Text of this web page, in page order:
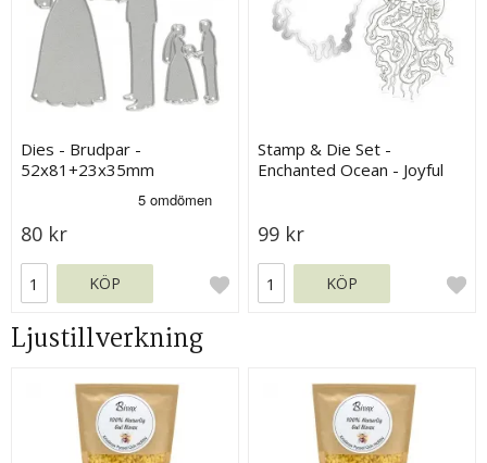
Dies - Brudpar -
52x81+23x35mm
80 kr
KÖP
Stamp & Die Set -
Enchanted Ocean - Joyful
99 kr
KÖP
Ljustillverkning